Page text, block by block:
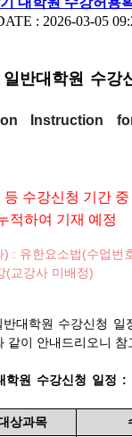
: 2026-03-05
반대학원 수강
Instruction
수강신청 기간
적하여 기재 예정
: 유한요소법(수업번
(교강사 미배정)
대학원 수강신청 일
같이 안내드리오니 참
학원 수강신청 일정 :
상과목